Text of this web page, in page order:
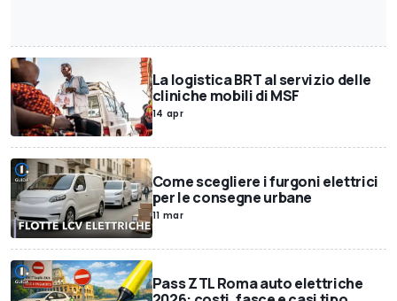
La logistica BRT al servizio delle
cliniche mobili di MSF
14 apr
Come scegliere i furgoni elettrici
per le consegne urbane
11 mar
Pass ZTL Roma auto elettriche